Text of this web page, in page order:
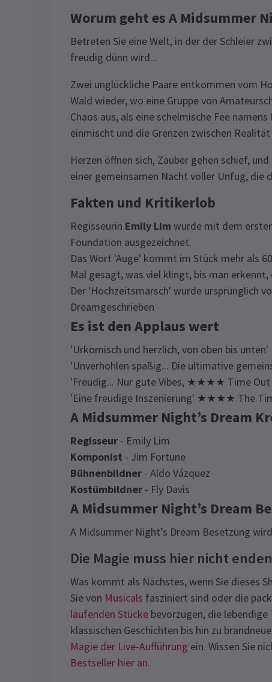
Worum geht es A Midsummer
Betreten Sie eine Welt, in der der Schleier
freudig dünn wird...
Zwei unglückliche Paare entkommen vom
Wald wieder, wo eine Gruppe von
Chaos aus, als eine schelmische Fee
einmischt und die Grenzen zwischen
Herzen öffnen sich, Zauber gehen schief,
einer gemeinsamen Nacht voller Unfug, die
Fakten und Kritikerlob
Regisseurin Emily Lim wurde mit dem
Foundation ausgezeichnet.
Das Wort 'Auge' kommt im Stück mehr als
Mal gesagt, was viel klingt, bis man
Der 'Hochzeitsmarsch' wurde ursprünglich
Dreamgeschrieben
Es ist den Applaus wert
'Urkomisch und herzlich, von oben bis
'Unverhohlen spaßig... Die ultimative
'Freudig... Nur gute Vibes, ★★★★ Time Out
'Eine freudige Inszenierung' ★★★★ The
A Midsummer Night’s Dream
Regisseur - Emily Lim
Komponist - Jim Fortune
Bühnenbildner - Aldo Vázquez
Kostümbildner - Fly Davis
A Midsummer Night’s Dream
A Midsummer Night’s Dream Besetzung
Die Magie muss hier nicht
Was kommt als Nächstes, wenn Sie dieses
Sie von Musicals fasziniert sind oder die
laufenden Stücke bevorzugen, die
klassischen Geschichten bis hin zu
Magie der Live-Aufführung ein. Wissen Sie
Bestseller hier an.